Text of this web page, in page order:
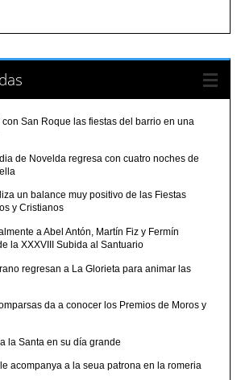
con San Roque las fiestas del barrio en una
de Novelda regresa con cuatro noches de
un balance muy positivo de las Fiestas
y Cristianos
a Abel Antón, Martín Fiz y Fermín
la XXXVIII Subida al Santuario
regresan a La Glorieta para animar las
da a conocer los Premios de Moros y
la Santa en su día grande
acompanya a la seua patrona en la romeria